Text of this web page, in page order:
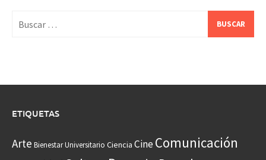
ETIQUETAS
Arte Bienestar Universitario Ciencia CineComunicación